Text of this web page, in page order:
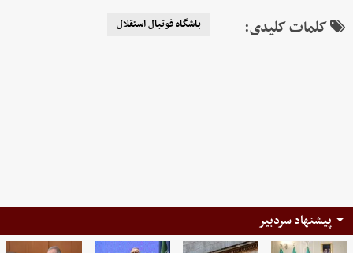
کلمات کلیدی: باشگاه فوتبال استقلال
پیشنهاد سردبیر